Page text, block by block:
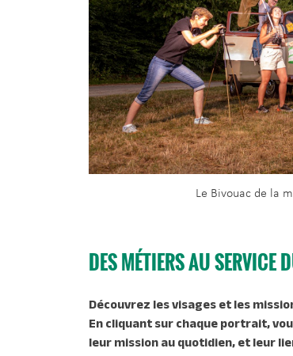
Le Bivouac de la
DES MÉTIERS AU SERVICE
Découvrez les visages et les
En cliquant sur chaque portrait,
leur mission au quotidien, et leur